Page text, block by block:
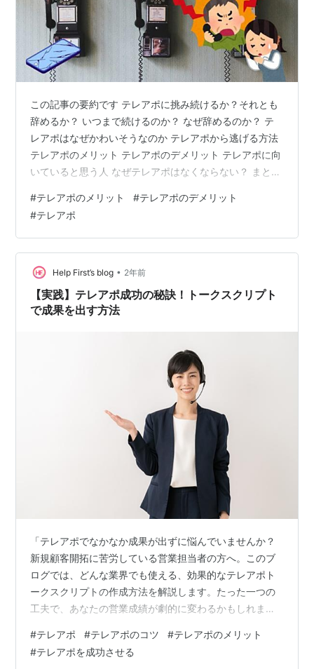
この記事の要約です テレアポに挑み続けるか？それとも
辞めるか？ いつまで続けるのか？ なぜ辞めるのか？ テ
レアポはなぜかわいそうなのか テレアポから逃げる方法
テレアポのメリット テレアポのデメリット テレアポに向
いていると思う人 なぜテレアポはなくならない？ まと
要約です encourage-career.com テレアポに挑み続ける
か？それとも辞めるか？ テレアポの仕事は精神的な負担
が大きく、辛いと感じている人は多いです。 電話をかけ
ても断られ、怒鳴られることもあります。 そうした中で
「続けるか辞めるか」の選択を迫られることがほとんど
です…
#テレアポのメリット #テレアポのデメリット
#テレアポ
Help First’s blog • 2年前
【実践】テレアポ成功の秘訣！トークスクリプト
で成果を出す方法
「テレアポでなかなか成果が出ずに悩んでいませんか？
新規顧客開拓に苦労している営業担当者の方へ。このブ
ログでは、どんな業界でも使える、効果的なテレアポト
ークスクリプトの作成方法を解説します。たった一つの
工夫で、あなたの営業成績が劇的に変わるかもしれませ
化 営業品質の向上 データ分析の基盤 チーム全体のレベ
ルアップ トラブル防止 効果的なトークスクリプトを作成
#テレアポ #テレアポのコツ #テレアポのメリット
#テレアポを成功させる